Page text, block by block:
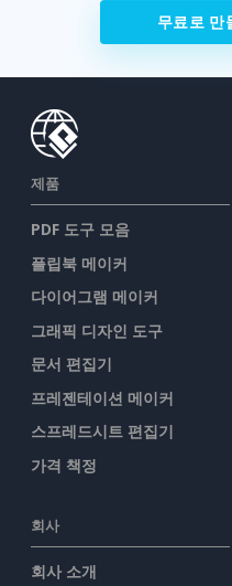
무료로 만
제품
PDF 도구 모음
플립북 메이커
다이어그램 메이커
그래픽 디자인 도구
문서 편집기
프레젠테이션 메이커
스프레드시트 편집기
가격 책정
회사
회사 소개